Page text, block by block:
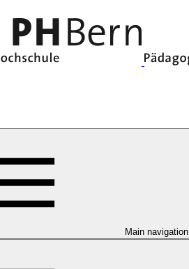
Main navigation